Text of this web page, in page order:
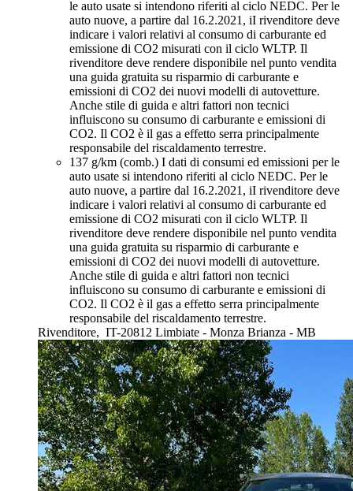
le auto usate si intendono riferiti al ciclo NEDC. Per le
auto nuove, a partire dal 16.2.2021, iI rivenditore deve
indicare i valori relativi al consumo di carburante ed
emissione di CO2 misurati con il ciclo WLTP. Il
rivenditore deve rendere disponibile nel punto vendita
una guida gratuita su risparmio di carburante e
emissioni di CO2 dei nuovi modelli di autovetture.
Anche stile di guida e altri fattori non tecnici
influiscono su consumo di carburante e emissioni di
CO2. Il CO2 è il gas a effetto serra principalmente
responsabile del riscaldamento terrestre.
137 g/km (comb.) I dati di consumi ed emissioni per le
auto usate si intendono riferiti al ciclo NEDC. Per le
auto nuove, a partire dal 16.2.2021, iI rivenditore deve
indicare i valori relativi al consumo di carburante ed
emissione di CO2 misurati con il ciclo WLTP. Il
rivenditore deve rendere disponibile nel punto vendita
una guida gratuita su risparmio di carburante e
emissioni di CO2 dei nuovi modelli di autovetture.
Anche stile di guida e altri fattori non tecnici
influiscono su consumo di carburante e emissioni di
CO2. Il CO2 è il gas a effetto serra principalmente
responsabile del riscaldamento terrestre.
Rivenditore, IT-20812 Limbiate - Monza Brianza - MB